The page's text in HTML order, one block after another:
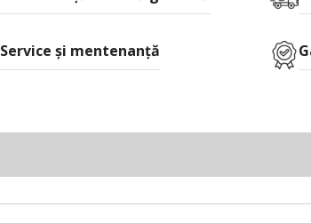
Service și mentenanță